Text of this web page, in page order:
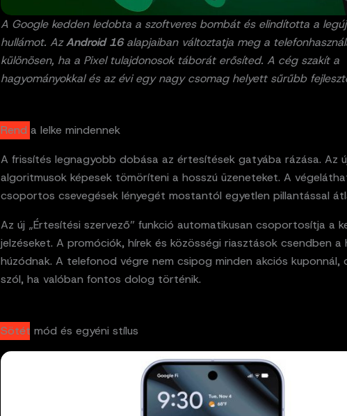
A Google kedden ledobta a szoftveres bombát és elindította a
hullámot. AzAndroid 16alapjaiban változtatja meg a
különösen, ha a Pixel tulajdonosok táborát erősíted. A cég szakít a
hagyományokkal és az évi egy nagy csomag helyett sűrűbb
Rend a lelke mindennek
A frissítés legnagyobb dobása az értesítések gatyába rázása. Az
algoritmusok képesek tömöríteni a hosszú üzeneteket. A
csoportos csevegések lényegét mostantól egyetlen pillantással
Az új „Értesítési szervező” funkció automatikusan csoportosítja a
jelzéseket. A promóciók, hírek és közösségi riasztások csendben
húzódnak. A telefonod végre nem csipog minden akciós kuponnál,
szól, ha valóban fontos dolog történik.
Sötét mód és egyéni stílus